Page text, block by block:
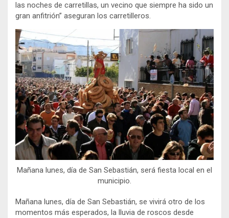
las noches de carretillas, un vecino que siempre ha sido un
gran anfitrión” aseguran los carretilleros.
Mañana lunes, día de San Sebastián, será fiesta local en el
municipio.
Mañana lunes, día de San Sebastián, se vivirá otro de los
momentos más esperados, la lluvia de roscos desde